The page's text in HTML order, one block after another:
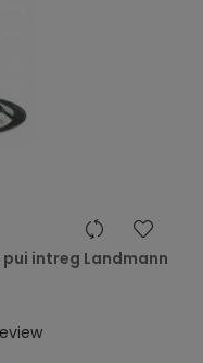
intreg Landmann